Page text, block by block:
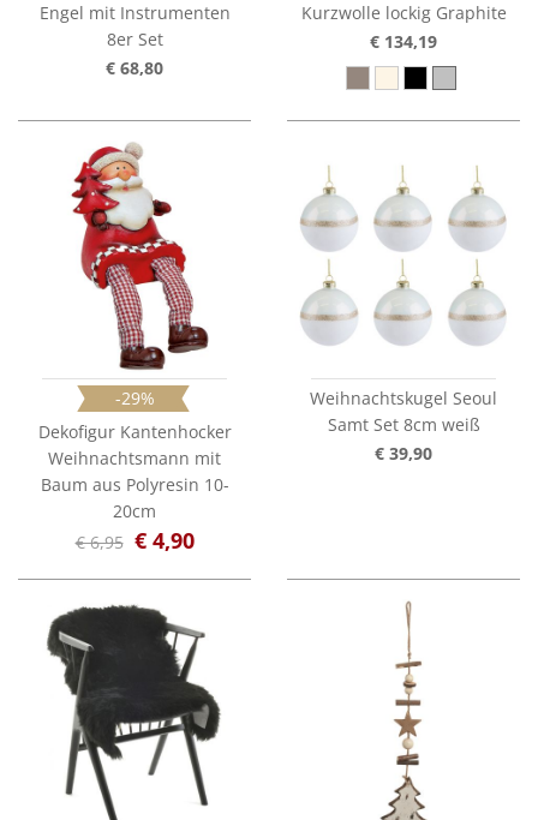
Engel mit Instrumenten
8er Set
€ 68,80
Kurzwolle lockig Graphite
€ 134,19
-29%
Dekofigur Kantenhocker
Weihnachtsmann mit
Baum aus Polyresin 10-
20cm
€ 6,95 € 4,90
Weihnachtskugel Seoul
Samt Set 8cm weiß
€ 39,90